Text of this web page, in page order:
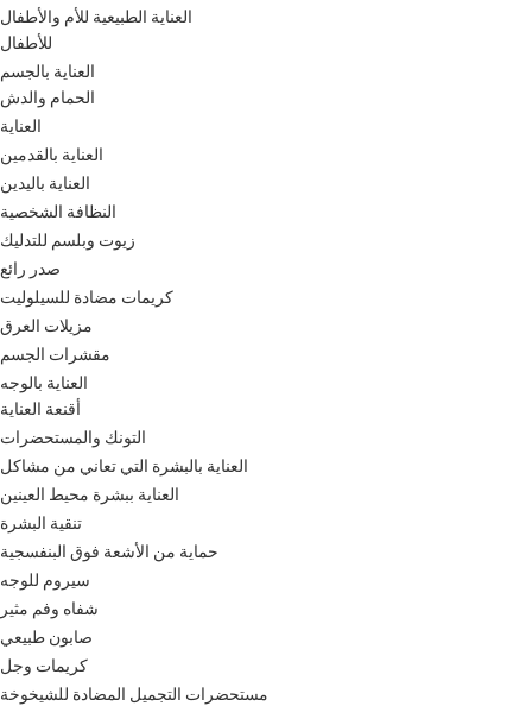
العناية الطبيعية للأم والأطفال
للأطفال
العناية بالجسم
الحمام والدش
العناية
العناية بالقدمين
العناية باليدين
النظافة الشخصية
زيوت وبلسم للتدليك
صدر رائع
كريمات مضادة للسيلوليت
مزيلات العرق
مقشرات الجسم
العناية بالوجه
أقنعة العناية
التونك والمستحضرات
العناية بالبشرة التي تعاني من مشاكل
العناية ببشرة محيط العينين
تنقية البشرة
حماية من الأشعة فوق البنفسجية
سيروم للوجه
شفاه وفم مثير
صابون طبيعي
كريمات وجل
مستحضرات التجميل المضادة للشيخوخة